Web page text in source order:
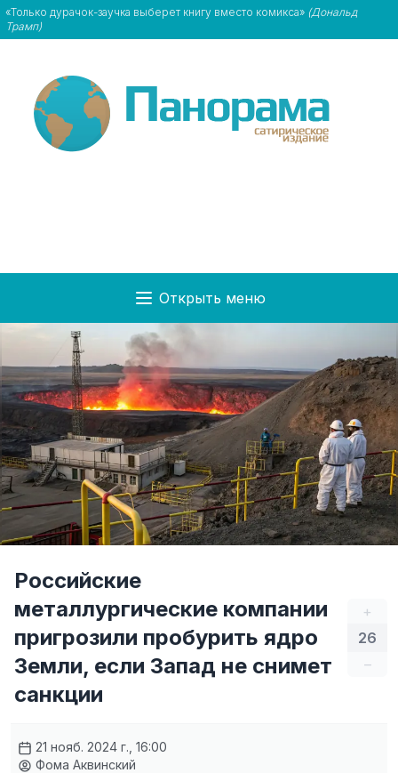
«Только дурачок-заучка выберет книгу вместо комикса» (Дональд
Трамп)
Открыть меню
+
26
–
Российские
металлургические компании
пригрозили пробурить ядро
Земли, если Запад не снимет
санкции
21 нояб. 2024 г., 16:00
Фома Аквинский